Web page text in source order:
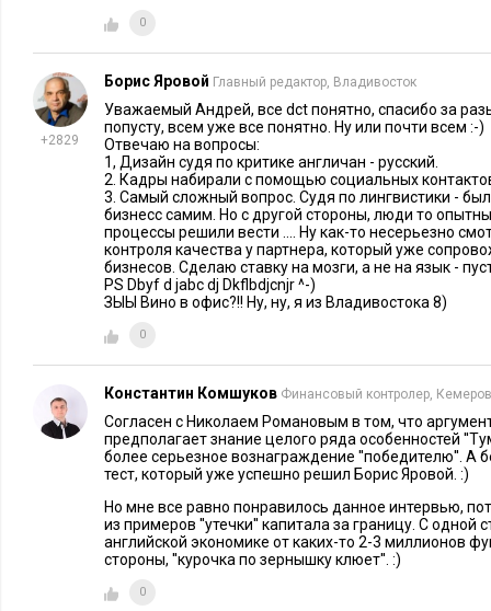
15-20 лет, и арендодатель не может в одностороннем
переговоры продолжаются через представителей, агентов.
традиции.
Executive :Как вы набирали персонал?
Сначала через профессиональное рекрутинговое
управляющего ресторана. Потратили на это несколько
других работников мы могли искать либо через агентство,
социальной сети, когда один работник приводит
которые близки нам по личностным характеристикам,
Никто не знал, получится или нет. А люди должны
итоге мы решили…
:Остановим повествование и предложим
решение. Давайте продолжим тему расходов. Вы сказали,
дешевле, чем в Москве. Можете прокомментировать
Стоимость труда в России составляет 20-25% от
В Англии есть минимальный объем оплаты труда, ниже
опускаться нельзя. Прочие издержки (электроэнергия,
0
+2829
Борис Яровой Главный редактор, Владивосток
Уважаемый Андрей, все dct понятно, спасибо за
попусту, всем уже все понятно. Ну или почти всем :-)
Отвечаю на вопросы:
1, Дизайн судя по критике англичан - русский.
2. Кадры набирали с помощью социальных
3. Самый сложный вопрос. Судя по лингвистики -
бизнесс самим. Но с другой стороны, люди то
процессы решили вести .... Ну как-то несерьезно
контроля качества у партнера, который уже
бизнесов. Сделаю ставку на мозги, а не на язык -
PS Dbyf d jabc dj Dkflbdjcnjr ^-)
ЗЫЫ Вино в офис?!! Ну, ну, я из Владивостока 8)
0
Константин Комшуков Финансовый контролер,
Согласен с Николаем Романовым в том, что
предполагает знание целого ряда особенностей
более серьезное вознаграждение ''победителю''. А
тест, который уже успешно решил Борис Яровой. :)
Но мне все равно понравилось данное интервью,
из примеров ''утечки'' капитала за границу. С одной
английской экономике от каких-то 2-3 миллионов
стороны, ''курочка по зернышку клюет''. :)
0